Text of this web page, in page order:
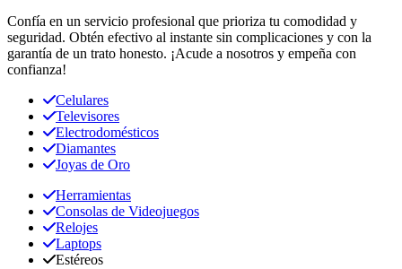
Confía en un servicio profesional que prioriza tu comodidad y
seguridad. Obtén efectivo al instante sin complicaciones y con la
garantía de un trato honesto. ¡Acude a nosotros y empeña con
confianza!
Celulares
Televisores
Electrodomésticos
Diamantes
Joyas de Oro
Herramientas
Consolas de Videojuegos
Relojes
Laptops
Estéreos